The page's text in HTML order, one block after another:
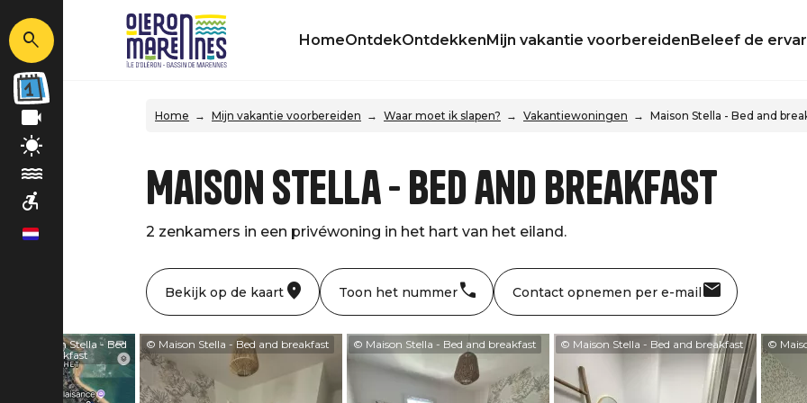
nl
HomeOntdekOntdekkenMijn vakantie voorbereidenBeleef de
Home Mijn vakantie voorbereiden Waar moet ik slapen? Vakantiewoningen Maison Stella - Bed and
Maison Stella - Bed and breakfast
2 zenkamers in een privéwoning in het hart van het eiland.
Bekijk op de kaart Toon het nummer Contact opnemen per e-mail
© Maison Stella - Bed
and breakfast
© Maison Stella - Bed and breakfast © Maison Stella - Bed and breakfast © Maison Stella - Bed and breakfast ©